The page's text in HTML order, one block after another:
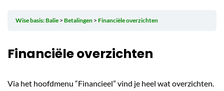
Wise basis: Balie Betalingen Financiële overzichten
Financiële overzichten
Via het hoofdmenu “Financieel” vind je heel wat overzichten.